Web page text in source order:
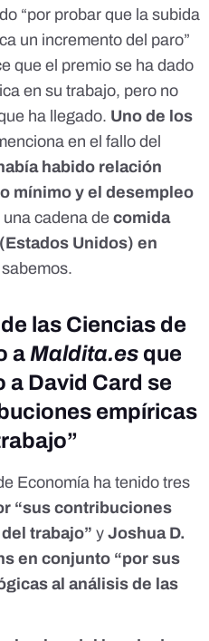
“por probar que la subida
un incremento del paro”
que el premio se ha dado
en su trabajo, pero no
ha llegado. Uno de los
en el fallo del
habido relación
mínimo y el desempleo
cadena de comida
Unidos) en
las Ciencias de
aMaldita.es que
David Card se
empíricas
Economía ha tenido tres
“sus contribuciones
trabajo” y Joshua D.
en conjunto “por sus
al análisis de las